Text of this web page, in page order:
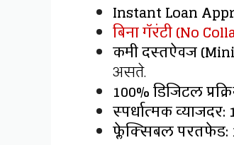
Instant Loan
बिना गॅरंटी (No
कमी दस्तऐवज
असते.
100% डिजिटल
स्पर्धात्मक व्याजदर:
फ्लेक्सिबल परतफेड: